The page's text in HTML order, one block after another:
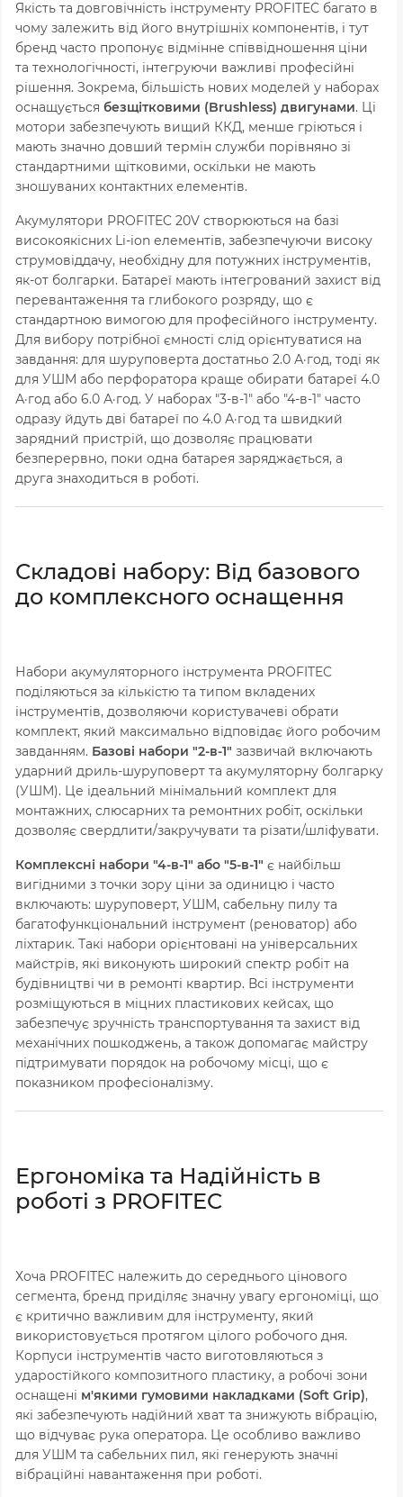
Якість та довговічність інструменту PROFITEC багато в
чому залежить від його внутрішніх компонентів, і тут
бренд часто пропонує відмінне співвідношення ціни
та технологічності, інтегруючи важливі професійні
рішення. Зокрема, більшість нових моделей у наборах
оснащується безщітковими (Brushless) двигунами. Ці
мотори забезпечують вищий ККД, менше гріються і
мають значно довший термін служби порівняно зі
стандартними щітковими, оскільки не мають
зношуваних контактних елементів.
Акумулятори PROFITEC 20V створюються на базі
високоякісних Li-ion елементів, забезпечуючи високу
струмовіддачу, необхідну для потужних інструментів,
як-от болгарки. Батареї мають інтегрований захист від
перевантаження та глибокого розряду, що є
стандартною вимогою для професійного інструменту.
Для вибору потрібної ємності слід орієнтуватися на
завдання: для шуруповерта достатньо 2.0 А·год, тоді як
для УШМ або перфоратора краще обирати батареї 4.0
А·год або 6.0 А·год. У наборах "3-в-1" або "4-в-1" часто
одразу йдуть дві батареї по 4.0 А·год та швидкий
зарядний пристрій, що дозволяє працювати
безперервно, поки одна батарея заряджається, а
друга знаходиться в роботі.
Складові набору: Від базового
до комплексного оснащення
Набори акумуляторного інструмента PROFITEC
поділяються за кількістю та типом вкладених
інструментів, дозволяючи користувачеві обрати
комплект, який максимально відповідає його робочим
завданням. Базові набори "2-в-1" зазвичай включають
ударний дриль-шуруповерт та акумуляторну болгарку
(УШМ). Це ідеальний мінімальний комплект для
монтажних, слюсарних та ремонтних робіт, оскільки
дозволяє свердлити/закручувати та різати/шліфувати.
Комплексні набори "4-в-1" або "5-в-1" є найбільш
вигідними з точки зору ціни за одиницю і часто
включають: шуруповерт, УШМ, сабельну пилу та
багатофункціональний інструмент (реноватор) або
ліхтарик. Такі набори орієнтовані на універсальних
майстрів, які виконують широкий спектр робіт на
будівництві чи в ремонті квартир. Всі інструменти
розміщуються в міцних пластикових кейсах, що
забезпечує зручність транспортування та захист від
механічних пошкоджень, а також допомагає майстру
підтримувати порядок на робочому місці, що є
показником професіоналізму.
Ергономіка та Надійність в
роботі з PROFITEC
Хоча PROFITEC належить до середнього цінового
сегмента, бренд приділяє значну увагу ергономіці, що
є критично важливим для інструменту, який
використовується протягом цілого робочого дня.
Корпуси інструментів часто виготовляються з
ударостійкого композитного пластику, а робочі зони
оснащені м'якими гумовими накладками (Soft Grip),
які забезпечують надійний хват та знижують вібрацію,
що відчуває рука оператора. Це особливо важливо
для УШМ та сабельних пил, які генерують значні
вібраційні навантаження при роботі.